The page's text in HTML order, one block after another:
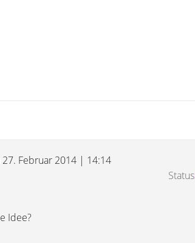
27. Februar 2014 | 14:14
Idee?